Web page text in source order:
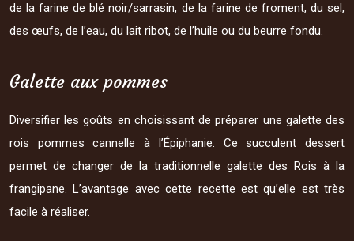
de la farine de blé noir/sarrasin, de la farine de froment, du sel,
des œufs, de l’eau, du lait ribot, de l’huile ou du beurre fondu.
Galette aux pommes
Diversifier les goûts en choisissant de préparer une galette des
rois pommes cannelle à l’Épiphanie. Ce succulent dessert
permet de changer de la traditionnelle galette des Rois à la
frangipane. L’avantage avec cette recette est qu’elle est très
facile à réaliser.